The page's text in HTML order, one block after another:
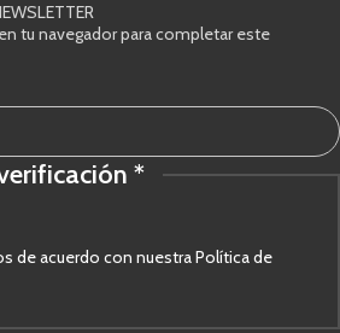
tu navegador para completar este
*
de acuerdo con nuestra Política de